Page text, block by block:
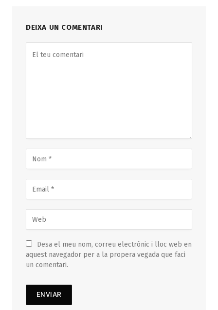
DEIXA UN COMENTARI
Desa el meu nom, correu electrònic i lloc web en
aquest navegador per a la propera vegada que faci
un comentari.